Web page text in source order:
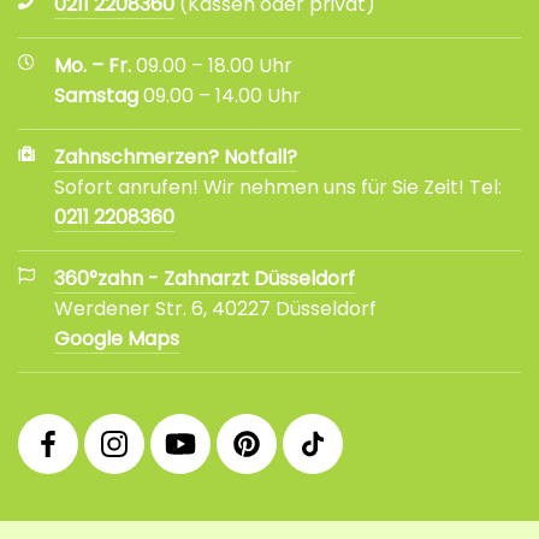
Mo. – Fr.09.00 – 18.00 Uhr
Samstag09.00 – 14.00 Uhr
Zahnschmerzen? Notfall?
Sofort anrufen! Wir nehmen uns für Sie Zeit! Tel:
0211 2208360
360°zahn - Zahnarzt Düsseldorf
Werdener Str. 6, 40227 Düsseldorf
Google Maps
360°
Facebook
Fanpage
360°
Instagram
Praxis
360°
YouTube
Channel
360°
Pinterest
Profil
360°
tiktok
Profil